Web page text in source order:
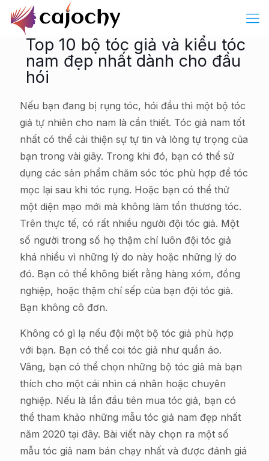
Top 10 bộ tóc giả và kiểu tóc
nam đẹp nhất dành cho đầu
hói
Nếu bạn đang bị rụng tóc, hói đầu thì một bộ tóc
giả tự nhiên cho nam là cần thiết. Tóc giả nam tốt
nhất có thể cải thiện sự tự tin và lòng tự trọng của
bạn trong vài giây. Trong khi đó, bạn có thể sử
dụng các sản phẩm chăm sóc tóc phù hợp để tóc
mọc lại sau khi tóc rụng. Hoặc bạn có thể thử
một diện mạo mới mà không làm tổn thương tóc.
Trên thực tế, có rất nhiều người đội tóc giả. Một
số người trong số họ thậm chí luôn đội tóc giả
khá nhiều vì những lý do này hoặc những lý do
đó. Bạn có thể không biết rằng hàng xóm, đồng
nghiệp, hoặc thậm chí sếp của bạn đội tóc giả.
Bạn không cô đơn.
Không có gì lạ nếu đội một bộ tóc giả phù hợp
với bạn. Bạn có thể coi tóc giả như quần áo.
Vâng, bạn có thể chọn những bộ tóc giả mà bạn
thích cho một cái nhìn cá nhân hoặc chuyên
nghiệp. Nếu là lần đầu tiên mua tóc giả, bạn có
thể tham khảo những mẫu tóc giả nam đẹp nhất
năm 2020 tại đây. Bài viết này chọn ra một số
mẫu tóc giả nam bán chạy nhất và được đánh giá